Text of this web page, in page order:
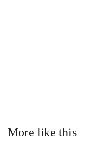
More like this